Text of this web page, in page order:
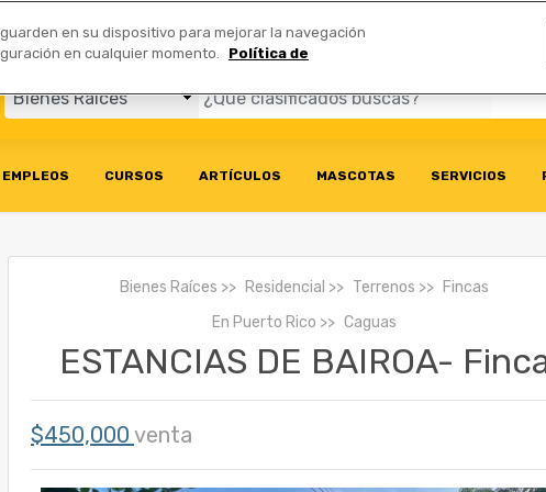
Socios Comerciales
EMPLEOS CURSOS ARTÍCULOS MASCOTAS SERVICIOS
Bienes Raíces Residencial Terrenos
Fincas
En Puerto Rico Caguas
ESTANCIAS DE BAIROA-
$450,000 venta
en su dispositivo para mejorar la navegación
en cualquier momento.
Política de